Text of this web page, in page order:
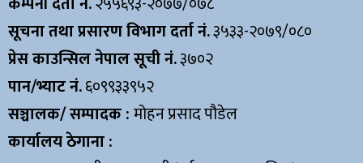
सूचना तथा प्रसारण विभाग दर्ता नं.३५३३-२०७९/०८०
प्रेस काउन्सिल नेपाल सूची नं.३७०२
पान/भ्याट नं.६०९९३३९५२
सञ्चालक/ सम्पादक :मोहन प्रसाद पौडेल
कार्यालय ठेगाना :